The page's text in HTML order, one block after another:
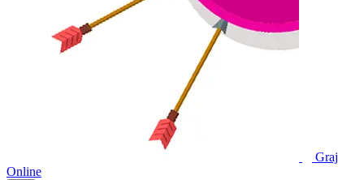
Graj
Online